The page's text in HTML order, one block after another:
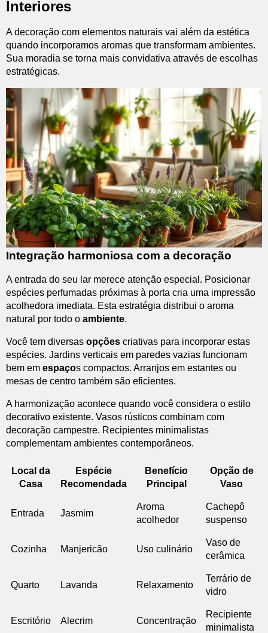
Interiores
A decoração com elementos naturais vai além da estética
quando incorporamos aromas que transformam ambientes.
Sua moradia se torna mais convidativa através de escolhas
estratégicas.
Integração harmoniosa com a decoração
A entrada do seu lar merece atenção especial. Posicionar
espécies perfumadas próximas à porta cria uma impressão
acolhedora imediata. Esta estratégia distribui o aroma
natural por todo o ambiente.
Você tem diversas opções criativas para incorporar estas
espécies. Jardins verticais em paredes vazias funcionam
bem em espaços compactos. Arranjos em estantes ou
mesas de centro também são eficientes.
A harmonização acontece quando você considera o estilo
decorativo existente. Vasos rústicos combinam com
decoração campestre. Recipientes minimalistas
complementam ambientes contemporâneos.
Local da
Casa
Espécie
Recomendada
Benefício
Principal
Opção de
Vaso
Entrada Jasmim
Aroma
acolhedor
Cachepô
suspenso
Cozinha Manjericão Uso culinário
Vaso de
cerâmica
Quarto Lavanda Relaxamento
Terrário de
vidro
Escritório Alecrim Concentração
Recipiente
minimalista